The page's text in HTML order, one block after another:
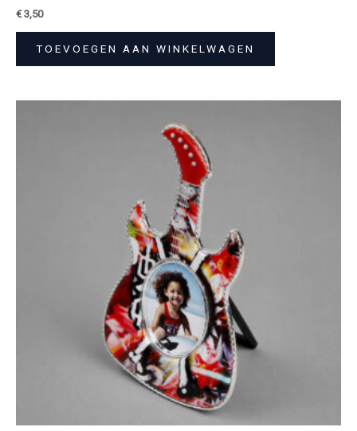
€3,50
TOEVOEGEN AAN WINKELWAGEN